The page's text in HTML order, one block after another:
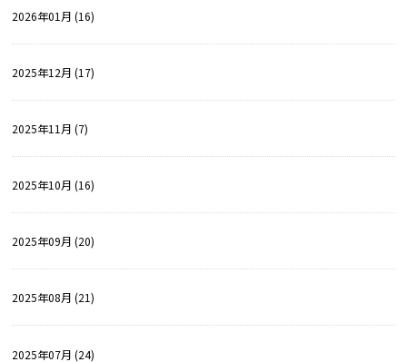
2026年01月 (16)
2025年12月 (17)
2025年11月 (7)
2025年10月 (16)
2025年09月 (20)
2025年08月 (21)
2025年07月 (24)